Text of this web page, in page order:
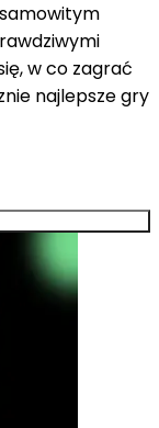
w co zagrać
najlepsze gry